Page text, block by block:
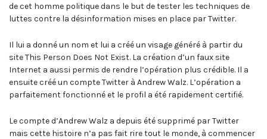
de cet homme politique dans le but de tester les techniques de
luttes contre la désinformation mises en place par Twitter.
Il lui a donné un nom et lui a créé un visage généré à partir du
site This Person Does Not Exist. La création d’un faux site
Internet a aussi permis de rendre l’opération plus crédible. Il a
ensuite créé un compte Twitter à Andrew Walz. L’opération a
parfaitement fonctionné et le profil a été rapidement certifié.
Le compte d’Andrew Walz a depuis été supprimé par Twitter
mais cette histoire n’a pas fait rire tout le monde, à commencer